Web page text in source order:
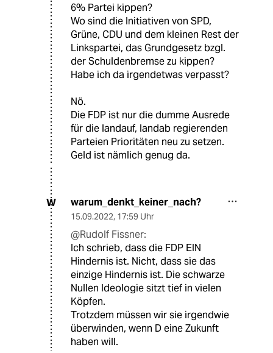
6% Partei kippen?
Wo sind die Initiativen von SPD,
Grüne, CDU und dem kleinen Rest der
Linkspartei, das Grundgesetz bzgl.
der Schuldenbremse zu kippen?
Habe ich da irgendetwas verpasst?
Nö.
Die FDP ist nur die dumme Ausrede
für die landauf, landab regierenden
Parteien Prioritäten neu zu setzen.
Geld ist nämlich genug da.
W warum_denkt_keiner_nach?
15.09.2022, 17:59 Uhr
@Rudolf Fissner:
Ich schrieb, dass die FDP EIN
Hindernis ist. Nicht, dass sie das
einzige Hindernis ist. Die schwarze
Nullen Ideologie sitzt tief in vielen
Köpfen.
Trotzdem müssen wir sie irgendwie
überwinden, wenn D eine Zukunft
haben will.